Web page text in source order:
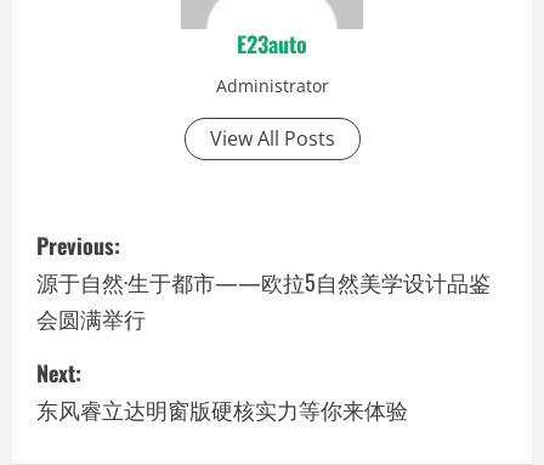
E23auto
Administrator
View All Posts
P
o
s
t
n
Previous:
源于自然·生于都市——欧拉5自然美学设计品鉴
会圆满举行
Next:
东风睿立达明窗版硬核实力等你来体验